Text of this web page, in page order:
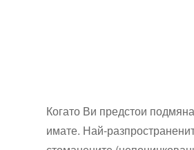
Когато Ви предстои
имате. Най-